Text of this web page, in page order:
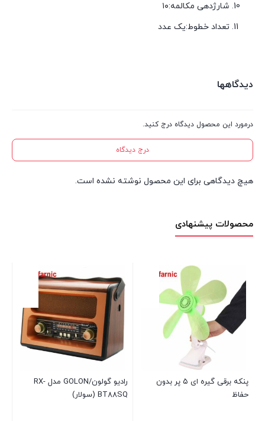
شارژدهی مکالمه:۱۰
تعداد خطوط:یک عدد
دیدگاهها
درمورد این محصول دیدگاه درج کنید.
درج دیدگاه
هیچ دیدگاهی برای این محصول نوشته نشده است.
محصولات پیشنهادی
پنکه برقی گیره ای ۵ پر بدون
حفاظ
رادیو گولون/GOLON مدل RX-
BT۸۸SQ (سولار)